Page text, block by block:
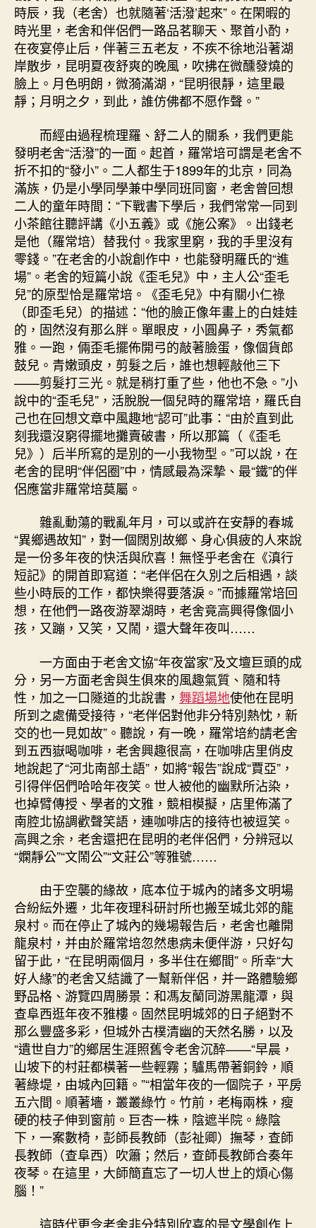
時辰，我（老舍）也就隨著‘活潑’起來”。在閑暇的
時光里，老舍和伴侶們一路品茗聊天、聚首小酌，
在夜宴停止后，伴著三五老友，不疾不徐地沿著湖
岸散步，昆明夏夜舒爽的晚風，吹拂在微醺發燒的
臉上。月色明朗，微漪滿湖，“昆明很靜，這里最
靜；月明之夕，到此，誰仿佛都不愿作聲。”
而經由過程梳理羅、舒二人的關系，我們更能
發明老舍“活潑”的一面。起首，羅常培可謂是老舍不
折不扣的“發小”。二人都生于1899年的北京，同為
滿族，仍是小學同學兼中學同班同窗，老舍曾回想
二人的童年時間：“下戰書下學后，我們常常一同到
小茶館往聽評講《小五義》或《施公案》。出錢老
是他（羅常培）替我付。我家里窮，我的手里沒有
零錢。”在老舍的小說創作中，也能發明羅氏的“進
場”。老舍的短篇小說《歪毛兒》中，主人公“歪毛
兒”的原型恰是羅常培。《歪毛兒》中有關小仁祿
（即歪毛兒）的描述：“他的臉正像年畫上的白娃娃
的，固然沒有那么胖。單眼皮，小圓鼻子，秀氣都
雅。一跑，倆歪毛擺佈開弓的敲著臉蛋，像個貨郎
鼓兒。青嫩頭皮，剪髮之后，誰也想輕敲他三下
——剪髮打三光。就是稍打重了些，他也不急。”小
說中的“歪毛兒”，活脫脫一個兒時的羅常培，羅氏自
己也在回想文章中風趣地“認可”此事：“由於直到此
刻我還沒窮得擺地攤賣破書，所以那篇（《歪毛
兒》）后半所寫的是別的一小我物型。”可以說，在
老舍的昆明“伴侶圈”中，情感最為深摯、最“鐵”的伴
侶應當非羅常培莫屬。
雜亂動蕩的戰亂年月，可以或許在安靜的春城
“異鄉遇故知”，對一個闊別故鄉、身心俱疲的人來說
是一份多年夜的快活與欣喜！無怪乎老舍在《滇行
短記》的開首即寫道：“老伴侶在久別之后相遇，談
些小時辰的工作，都快樂得要落淚。”而據羅常培回
想，在他們一路夜游翠湖時，老舍竟高興得像個小
孩，又蹦，又笑，又鬧，還大聲年夜叫……
一方面由于老舍文協“年夜當家”及文壇巨頭的成
分，另一方面老舍與生俱來的風趣氣質、隨和特
性，加之一口隧道的北說書， 舞蹈場地使他在昆明
所到之處備受接待，“老伴侶對他非分特別熱忱，新
交的也一見如故”。聽說，有一晚，羅常培約請老舍
到五西嶽喝咖啡，老舍興趣很高，在咖啡店里俏皮
地說起了“河北南部土語”，如將“報告”說成“賈亞”，
引得伴侶們哈哈年夜笑。世人被他的幽默所沾染，
也掉臂傳授、學者的文雅，競相模擬，店里佈滿了
南腔北協調歡聲笑語，連咖啡店的接待也被逗笑。
高興之余，老舍還把在昆明的老伴侶們，分辨冠以
“嫻靜公”“文鬧公”“文莊公”等雅號……
由于空襲的緣故，底本位于城內的諸多文明場
合紛紜外遷，北年夜理科研討所也搬至城北郊的龍
泉村。而在停止了城內的幾場報告后，老舍也離開
龍泉村，并由於羅常培忽然患病未便伴游，只好勾
留于此，“在昆明兩個月，多半住在鄉間”。所幸“大
好人緣”的老舍又結識了一幫新伴侶，并一路體驗鄉
野品格、游覽四周勝景：和馮友蘭同游黑龍潭，與
查阜西逛年夜不雅樓。固然昆明城郊的日子絕對不
那么豐盛多彩，但城外古樸清幽的天然名勝，以及
“遺世自力”的鄉居生涯照舊令老舍沉醉——“早晨，
山坡下的村莊都橫著一些輕霧；驢馬帶著銅鈴，順
著綠堤，由城內回籍。”“相當年夜的一個院子，平房
五六間。順著墻，叢叢綠竹。竹前，老梅兩株，瘦
硬的枝子伸到窗前。巨杏一株，陰遮半院。綠陰
下，一案數椅，彭師長教師（彭祉卿）撫琴，查師
長教師（查阜西）吹簫；然后，查師長教師合奏年
夜琴。在這里，大師簡直忘了一切人世上的煩心傷
腦！”
這時代更令老舍非分特別欣喜的是文學創作上